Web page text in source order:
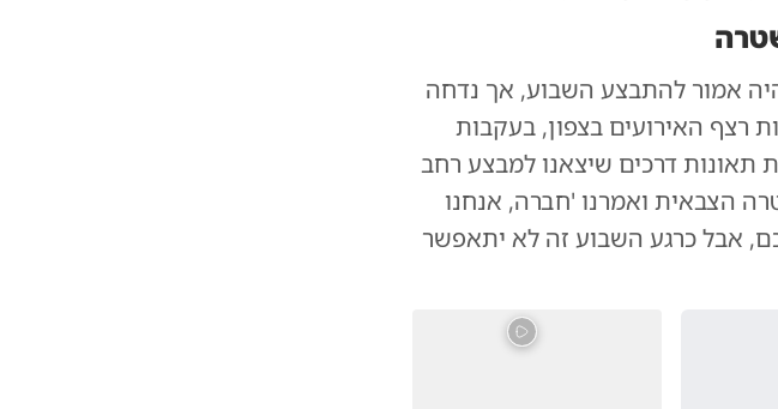
אמור להתבצע השבוע, אך נדחה
האירועים בצפון, בעקבות
תאונות דרכים שיצאנו למבצע רחב
הצבאית ואמרנו 'חברה, אנחנו
אבל כרגע השבוע זה לא יתאפשר